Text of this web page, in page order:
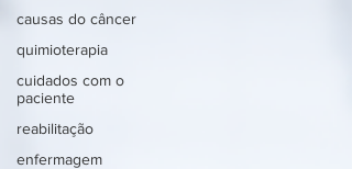
causas do câncer
quimioterapia
cuidados com o
paciente
reabilitação
enfermagem